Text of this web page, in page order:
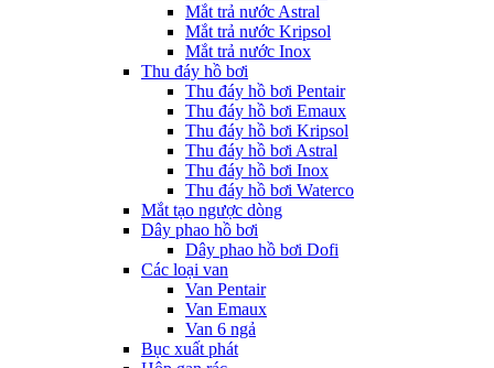
Mắt trả nước Astral
Mắt trả nước Kripsol
Mắt trả nước Inox
Thu đáy hồ bơi
Thu đáy hồ bơi Pentair
Thu đáy hồ bơi Emaux
Thu đáy hồ bơi Kripsol
Thu đáy hồ bơi Astral
Thu đáy hồ bơi Inox
Thu đáy hồ bơi Waterco
Mắt tạo ngược dòng
Dây phao hồ bơi
Dây phao hồ bơi Dofi
Các loại van
Van Pentair
Van Emaux
Van 6 ngả
Bục xuất phát